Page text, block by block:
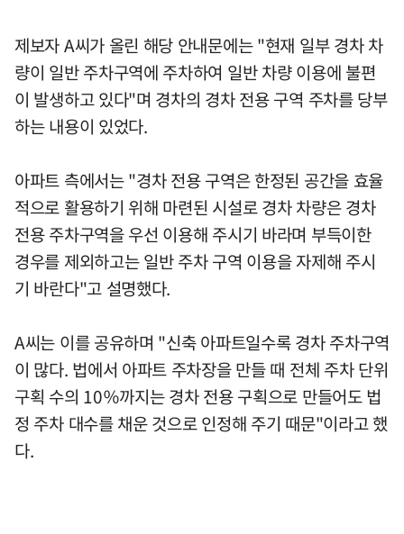
제보자 A씨가 올린 해당 안내문에는 "현재 일부 경차 차
량이 일반 주차구역에 주차하여 일반 차량 이용에 불편
이 발생하고 있다"며 경차의 경차 전용 구역 주차를 당부
하는 내용이 있었다.
아파트 측에서는 "경차 전용 구역은 한정된 공간을 효율
적으로 활용하기 위해 마련된 시설로 경차 차량은 경차
전용 주차구역을 우선 이용해 주시기 바라며 부득이한
경우를 제외하고는 일반 주차 구역 이용을 자제해 주시
기 바란다"고 설명했다.
A씨는 이를 공유하며 "신축 아파트일수록 경차 주차구역
이 많다. 법에서 아파트 주차장을 만들 때 전체 주차 단위
구획 수의 10％까지는 경차 전용 구획으로 만들어도 법
정 주차 대수를 채운 것으로 인정해 주기 때문"이라고 했
다.